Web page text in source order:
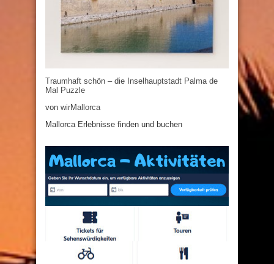
Traumhaft schön – die Inselhauptstadt Palma de
Mal Puzzle
von wirMallorca
Mallorca Erlebnisse finden und buchen